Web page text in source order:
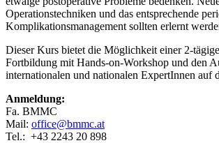
Operationstechniken und das entsprechende
Komplikationsmanagement sollten erlernt
Dieser Kurs bietet die Möglichkeit einer 2-
Fortbildung mit Hands-on-Workshop und den
internationalen und nationalen ExpertInnen auf
Anmeldung:
Fa. BMMC
Mail: office@bmmc.at
Tel.: +43 2243 20 898